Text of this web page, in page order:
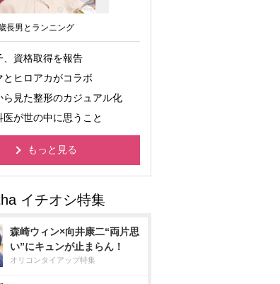
長男とランニング
、資格取得を報告
とヒロアカがコラボ
ら見た整形のカジュアル化
医が世の中に思うこと
もっと見る
森崎ウィン×向井康二“両片思
い”にキュンが止まらん！
オリコンタイアップ特集